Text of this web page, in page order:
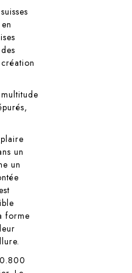
un
un
forme